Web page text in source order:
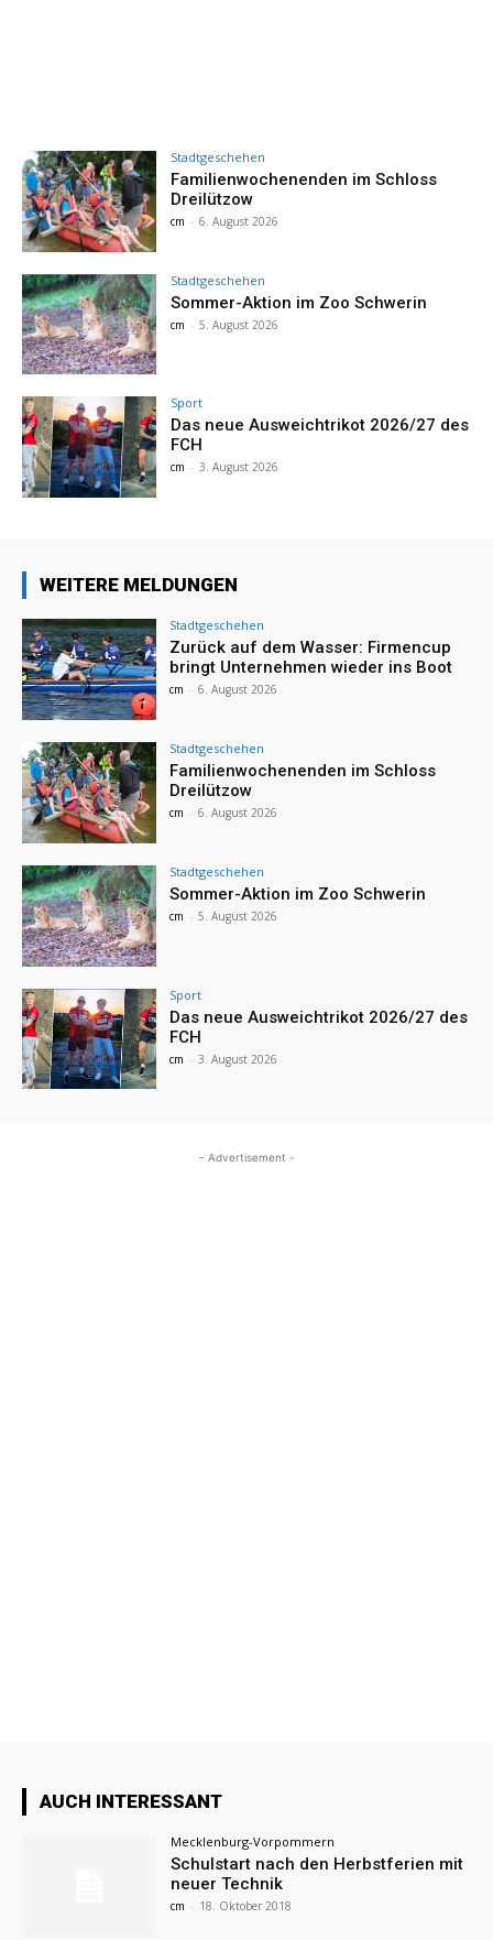
Stadtgeschehen
Familienwochenenden im Schloss
Dreilützow
cm - 6. August 2026
Stadtgeschehen
Sommer-Aktion im Zoo Schwerin
cm - 5. August 2026
Sport
Das neue Ausweichtrikot 2026/27 des
FCH
cm - 3. August 2026
WEITERE MELDUNGEN
Stadtgeschehen
Zurück auf dem Wasser: Firmencup
bringt Unternehmen wieder ins Boot
cm - 6. August 2026
Stadtgeschehen
Familienwochenenden im Schloss
Dreilützow
cm - 6. August 2026
Stadtgeschehen
Sommer-Aktion im Zoo Schwerin
cm - 5. August 2026
Sport
Das neue Ausweichtrikot 2026/27 des
FCH
cm - 3. August 2026
- Advertisement -
AUCH INTERESSANT
Mecklenburg-Vorpommern
Schulstart nach den Herbstferien mit
neuer Technik
cm - 18. Oktober 2018